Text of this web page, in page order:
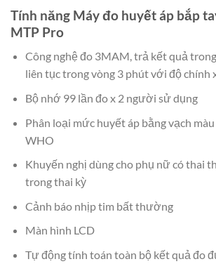
Tính năng Máy đo huyết áp bắp
MTP Pro
Công nghệ đo 3MAM, trả kết quả
liên tục trong vòng 3 phút với độ chính
Bộ nhớ 99 lần đo x 2 người sử dụng
Phân loại mức huyết áp bằng vạch
WHO
Khuyến nghị dùng cho phụ nữ có thai
trong thai kỳ
Cảnh báo nhịp tim bất thường
Màn hình LCD
Tự động tính toán toàn bộ kết quả đo